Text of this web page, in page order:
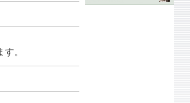
。